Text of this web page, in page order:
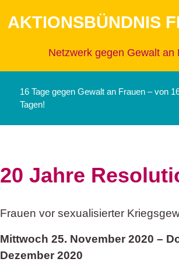
Inhalt
AKTIONSBÜNDNIS
Netzwerk gegen Gewalt an
16 Tage gegen Gewalt an Frauen – von
Tagen!
20 Jahre
Frauen vor sexualisierter
Mittwoch 25. November 2020 –
Dezember 2020